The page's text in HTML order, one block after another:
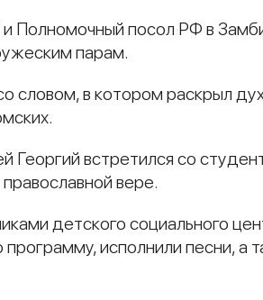
Полномочный посол РФ в
парам.
словом, в котором раскрыл
Георгий встретился со
вере.
детского социального
программу, исполнили песни,